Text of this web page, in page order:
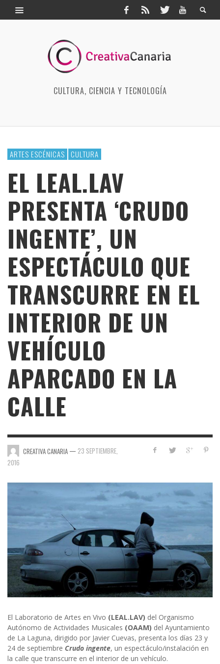
CULTURA, CIENCIA Y TECNOLOGÍA
ARTES ESCÉNICAS CULTURA
EL LEAL.LAV
PRESENTA ‘CRUDO
INGENTE’, UN
ESPECTÁCULO QUE
TRANSCURRE EN EL
INTERIOR DE UN
VEHÍCULO
APARCADO EN LA
CALLE
CREATIVA CANARIA — 23 SEPTIEMBRE,
2016
El Laboratorio de Artes en Vivo (LEAL.LAV) del Organismo
Autónomo de Actividades Musicales (OAAM) del Ayuntamiento
de La Laguna, dirigido por Javier Cuevas, presenta los días 23 y
24 de septiembre Crudo ingente, un espectáculo/instalación en
la calle que transcurre en el interior de un vehículo.